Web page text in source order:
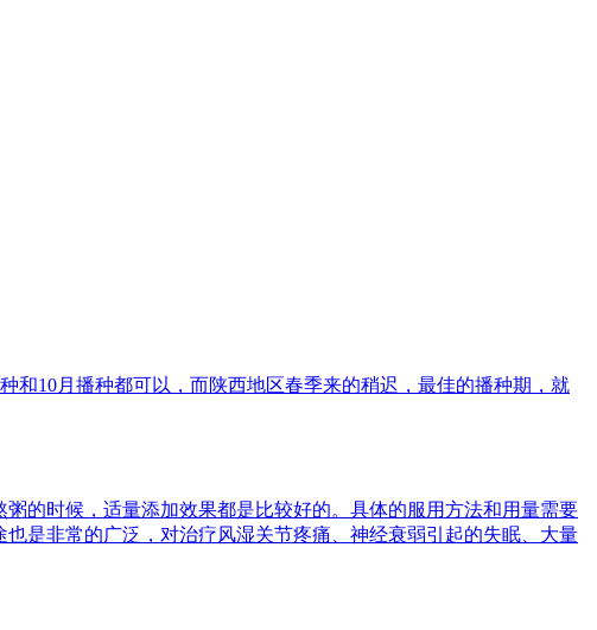
和10月播种都可以，而陕西地区春季来的稍迟，最佳的播种期，就
的时候，适量添加效果都是比较好的。具体的服用方法和用量需要
是非常的广泛，对治疗风湿关节疼痛、神经衰弱引起的失眠、大量